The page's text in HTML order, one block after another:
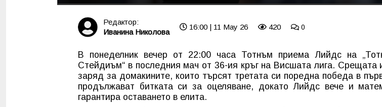
Редактор:
Иванина Николова
16:00 | 11 May 26 420 0
В понеделник вечер от 22:00 часа Тотнъм приема Лийдс на
Стейдиъм“ в последния мач от 36-ия кръг на Висшата лига. Срещата
заряд за домакините, които търсят третата си поредна победа в
продължават битката си за оцеляване, докато Лийдс вече и
гарантира оставането в елита.